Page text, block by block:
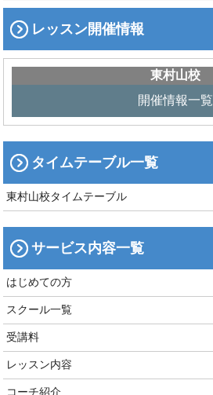
レッスン開催情報
東村山校
開催情報一覧
タイムテーブル一覧
東村山校タイムテーブル
サービス内容一覧
はじめての方
スクール一覧
受講料
レッスン内容
コーチ紹介